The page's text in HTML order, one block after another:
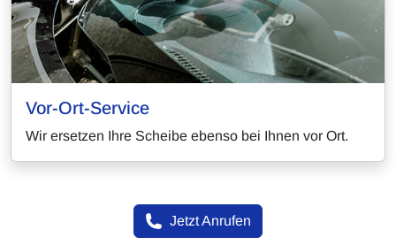
Vor-Ort-Service
Wir ersetzen Ihre Scheibe ebenso bei Ihnen vor Ort.
Jetzt Anrufen